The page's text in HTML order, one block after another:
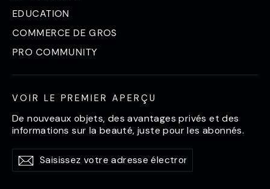
EDUCATION
COMMERCE DE GROS
PRO COMMUNITY
VOIR LE PREMIER APERÇU
De nouveaux objets, des avantages privés et des
informations sur la beauté, juste pour les abonnés.
Saisissez
votre
S'abonnerS'abonner